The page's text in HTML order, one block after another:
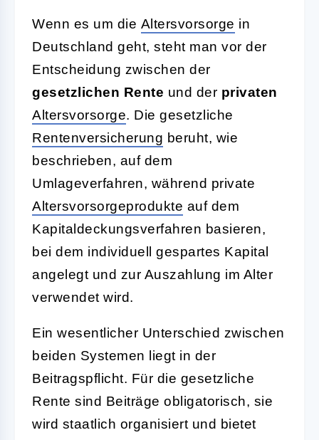
Wenn es um die Altersvorsorge in
Deutschland geht, steht man vor der
Entscheidung zwischen der
gesetzlichen Rente und der privaten
Altersvorsorge. Die gesetzliche
Rentenversicherung beruht, wie
beschrieben, auf dem
Umlageverfahren, während private
Altersvorsorgeprodukte auf dem
Kapitaldeckungsverfahren basieren,
bei dem individuell gespartes Kapital
angelegt und zur Auszahlung im Alter
verwendet wird.
Ein wesentlicher Unterschied zwischen
beiden Systemen liegt in der
Beitragspflicht. Für die gesetzliche
Rente sind Beiträge obligatorisch, sie
wird staatlich organisiert und bietet